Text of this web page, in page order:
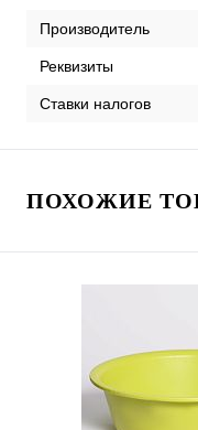
Производитель
Реквизиты
Ставки налогов
ПОХОЖИЕ